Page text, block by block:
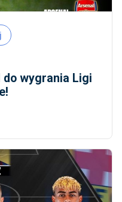
do wygrania Ligi